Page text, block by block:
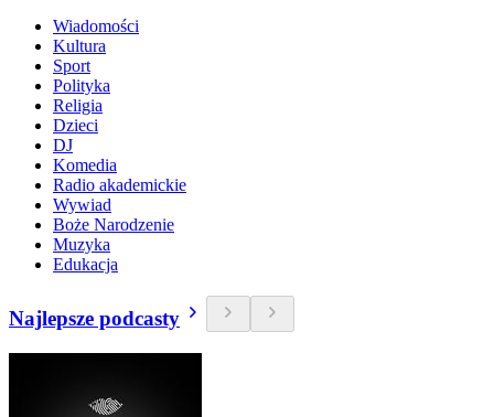
Wiadomości
Kultura
Sport
Polityka
Religia
Dzieci
DJ
Komedia
Radio akademickie
Wywiad
Boże Narodzenie
Muzyka
Edukacja
Najlepsze podcasty